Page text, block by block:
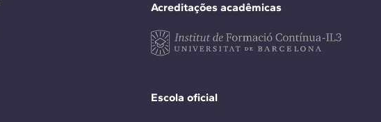
Acreditações acadêmicas
Escola oficial